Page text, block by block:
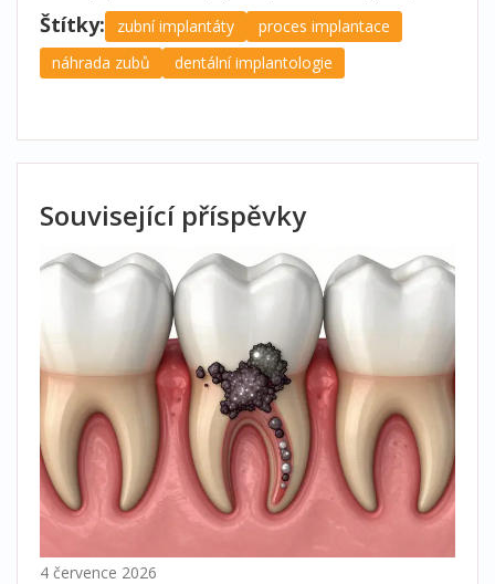
Štítky: zubní implantáty
proces implantace
náhrada zubů
dentální implantologie
Související příspěvky
4 července 2026